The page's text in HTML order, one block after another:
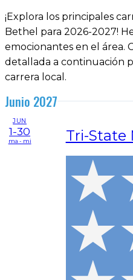
¡Explora los principales
Bethel para 2026-2027!
emocionantes en el área.
detallada a continuación
carrera local.
Junio 2027
JUN
1-30
ma - mi Tri-State